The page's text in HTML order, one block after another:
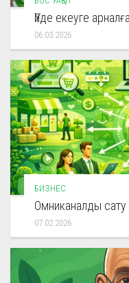
Үйде екеуге
06.03.2026
БИЗНЕС
Омниканалды сату
07.02.2026